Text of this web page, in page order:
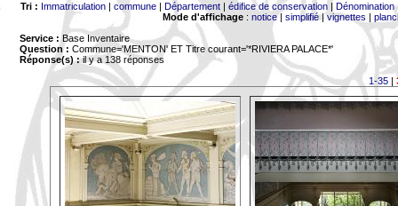
Tri : Immatriculation| commune| Département| édifice de conservation| Dénomination
Mode d'affichage: notice| simplifié|vignettes |
Service : Base Inventaire
Question : Commune='MENTON' ET Titre courant='*RIVIERA PALACE*'
Réponse(s) :il y a 138 réponses
1-35|